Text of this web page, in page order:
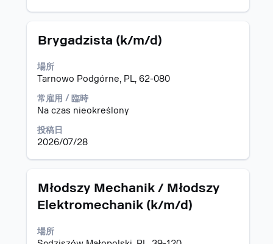
ま
す
に
は、
Space
キ
ー
で
選
す。
タ
ト
ル
Brygadzista (k/m/d)
場所
Tarnowo Podgórne, PL, 62-080
常雇用 / 臨時
Na czas nieokreślony
投稿日
2026/07/28
求
情
報
全
コ
テ
ン
ツ
表
示
す
に
タ
ト
Młodszy Mechanik / Młodszy
Elektromechanik (k/m/d)
場所
求
情
の